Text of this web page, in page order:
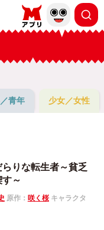
青年 少女／女性
りな転生者～貧乏
～
原作： 咲く桜キャラクタ